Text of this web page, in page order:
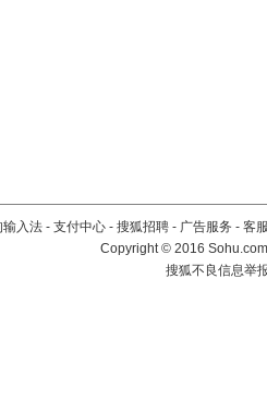
输入法 - 支付中心 - 搜狐招聘 - 广告服务 - 客
Copyright©2016
搜狐不良信息举